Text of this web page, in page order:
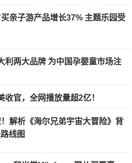
亲子游产品增长37% 主题乐园受
利两大品牌 为中国孕婴童市场注
收官，全网播放量超2亿！
解析《海尔兄弟宇宙大冒险》背
线图